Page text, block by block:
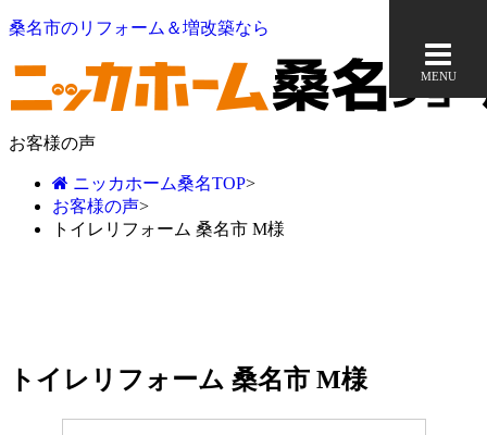
桑名市のリフォーム＆増改築なら
MENU
お客様の声
ニッカホーム桑名TOP>
お客様の声>
トイレリフォーム 桑名市 M様
トイレリフォーム 桑名市 M様